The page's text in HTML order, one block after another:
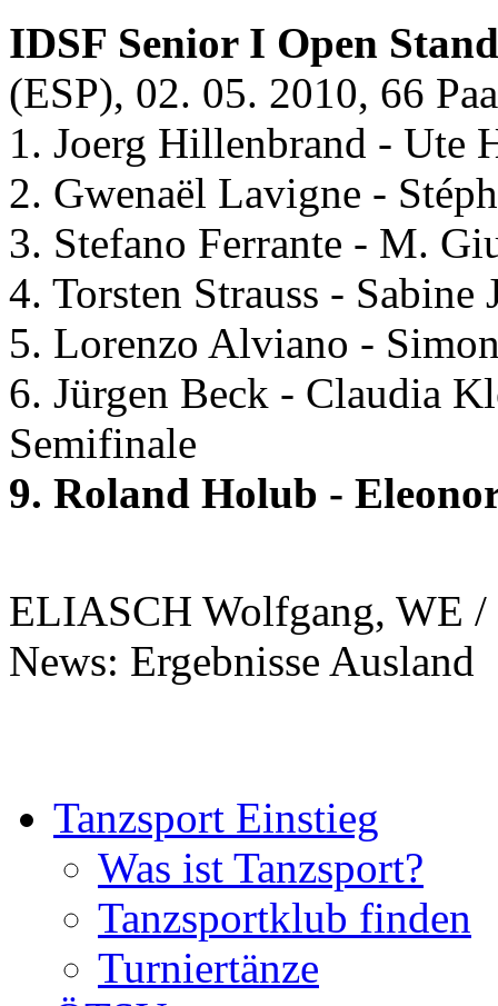
IDSF Senior I Open
(ESP), 02. 05. 2010, 66
1. Joerg Hillenbrand - Ute
2. Gwenaël Lavigne -
3. Stefano Ferrante - M.
4. Torsten Strauss - Sabine
5. Lorenzo Alviano -
6. Jürgen Beck - Claudia
Semifinale
9. Roland Holub -
ELIASCH Wolfgang, WE /
News: Ergebnisse Ausland
Tanzsport Einstieg
Was ist Tanzsport?
Tanzsportklub finden
Turniertänze